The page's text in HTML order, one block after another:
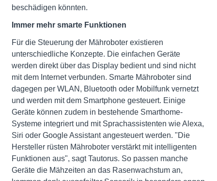
beschädigen könnten.
Immer mehr smarte Funktionen
Für die Steuerung der Mähroboter existieren
unterschiedliche Konzepte. Die einfachen Geräte
werden direkt über das Display bedient und sind nicht
mit dem Internet verbunden. Smarte Mähroboter sind
dagegen per WLAN, Bluetooth oder Mobilfunk vernetzt
und werden mit dem Smartphone gesteuert. Einige
Geräte können zudem in bestehende Smarthome-
Systeme integriert und mit Sprachassistenten wie Alexa,
Siri oder Google Assistant angesteuert werden. "Die
Hersteller rüsten Mähroboter verstärkt mit intelligenten
Funktionen aus", sagt Tautorus. So passen manche
Geräte die Mähzeiten an das Rasenwachstum an,